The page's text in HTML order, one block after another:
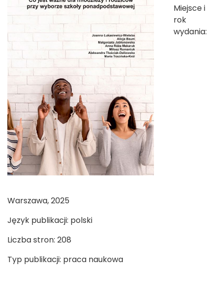
Miejsce i
rok
wydania:
Warszawa, 2025
Język publikacji: polski
Liczba stron: 208
Typ publikacji: praca naukowa